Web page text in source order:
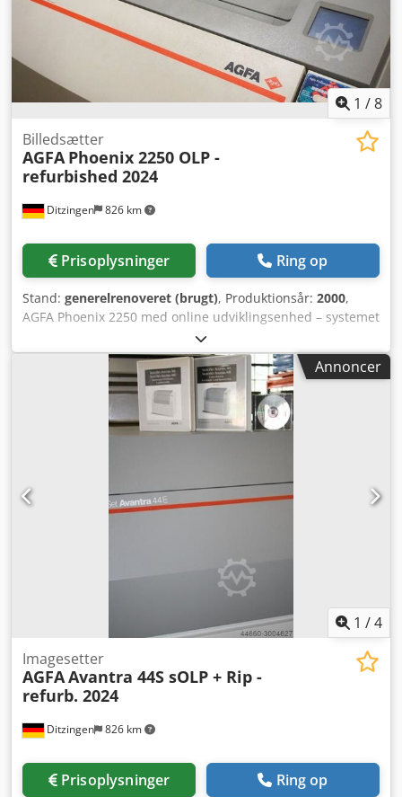
1 /8
Ditzingen 826 km
Billedsætter
AGFA Phoenix 2250 OLP -
refurbished 2024
Prisoplysninger Ring op
Stand: generelrenoveret (brugt), Produktionsår: 2000,
AGFA Phoenix 2250 med online udviklingsenhed – systemet
er komplet testet og renset. Opløsninger: 1200, 1800, 2400
og 3000 dpi – maks. 570 × 736 mm. Inkluderer Techkon
film-densitometer. Vi sender gerne yderligere information
og billeder. Totalrenoveret i 2024. Dedefl Sxqopfx Abyswa
Annoncer
1 /4
Ditzingen 826 km
Imagesetter
AGFAAvantra 44S sOLP + Rip -
refurb. 2024
Prisoplysninger Ring op